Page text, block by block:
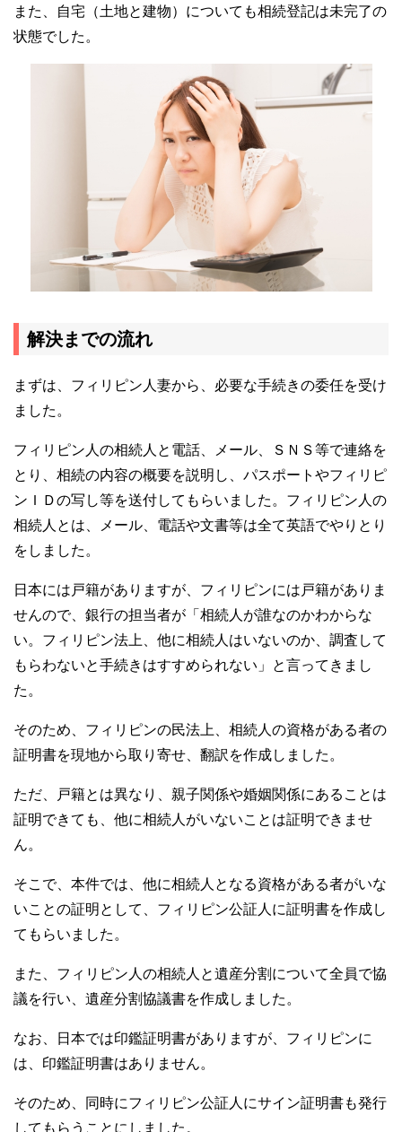
また、自宅（土地と建物）についても相続登記は未完了の
状態でした。
解決までの流れ
まずは、フィリピン人妻から、必要な手続きの委任を受け
ました。
フィリピン人の相続人と電話、メール、ＳＮＳ等で連絡を
とり、相続の内容の概要を説明し、パスポートやフィリピ
ンＩＤの写し等を送付してもらいました。フィリピン人の
相続人とは、メール、電話や文書等は全て英語でやりとり
をしました。
日本には戸籍がありますが、フィリピンには戸籍がありま
せんので、銀行の担当者が「相続人が誰なのかわからな
い。フィリピン法上、他に相続人はいないのか、調査して
もらわないと手続きはすすめられない」と言ってきまし
た。
そのため、フィリピンの民法上、相続人の資格がある者の
証明書を現地から取り寄せ、翻訳を作成しました。
ただ、戸籍とは異なり、親子関係や婚姻関係にあることは
証明できても、他に相続人がいないことは証明できませ
ん。
そこで、本件では、他に相続人となる資格がある者がいな
いことの証明として、フィリピン公証人に証明書を作成し
てもらいました。
また、フィリピン人の相続人と遺産分割について全員で協
議を行い、遺産分割協議書を作成しました。
なお、日本では印鑑証明書がありますが、フィリピンに
は、印鑑証明書はありません。
そのため、同時にフィリピン公証人にサイン証明書も発行
してもらうことにしました。